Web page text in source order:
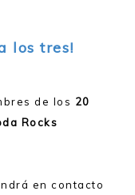
los tres!
de los 20
Rocks
en contacto